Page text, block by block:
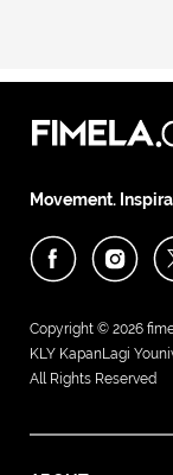
Movement.
Copyright © 2026
KLY KapanLagi
All Rights Reserved